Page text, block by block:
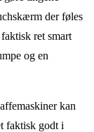
der føles
ret smart
og en
kan
faktisk godt i